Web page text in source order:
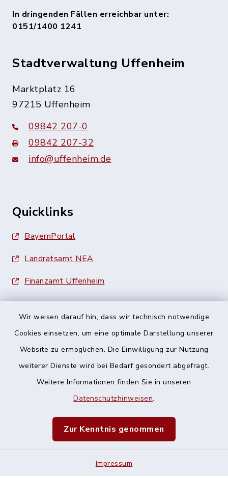
Wir weisen darauf hin, dass wir technisch notwendige
Cookies einsetzen, um eine optimale Darstellung unserer
Website zu ermöglichen. Die Einwilligung zur Nutzung
weiterer Dienste wird bei Bedarf gesondert abgefragt.
Weitere Informationen finden Sie in unseren
Datenschutzhinweisen.
Zur Kenntnis genommen
Impressum
In dringenden Fällen erreichbar unter:
0151/1400 1241
Stadtverwaltung Uffenheim
Marktplatz 16
97215 Uffenheim
09842 207-0
09842 207-32
info@uffenheim.de
Quicklinks
BayernPortal
Landratsamt NEA
Finanzamt Uffenheim
Barrierefreiheit
Impressum
Sitemap